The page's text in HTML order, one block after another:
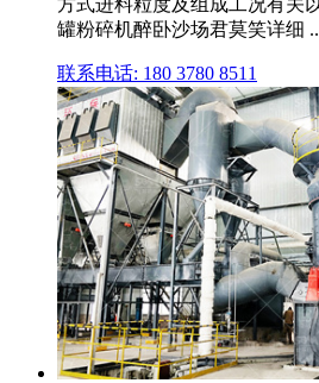
罐粉碎机醉卧沙场君莫笑详细
联系电话: 180 3780 8511